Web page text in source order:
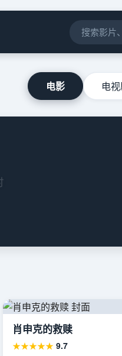
电影 电
肖申克的救赎
★★★★★ 9.7